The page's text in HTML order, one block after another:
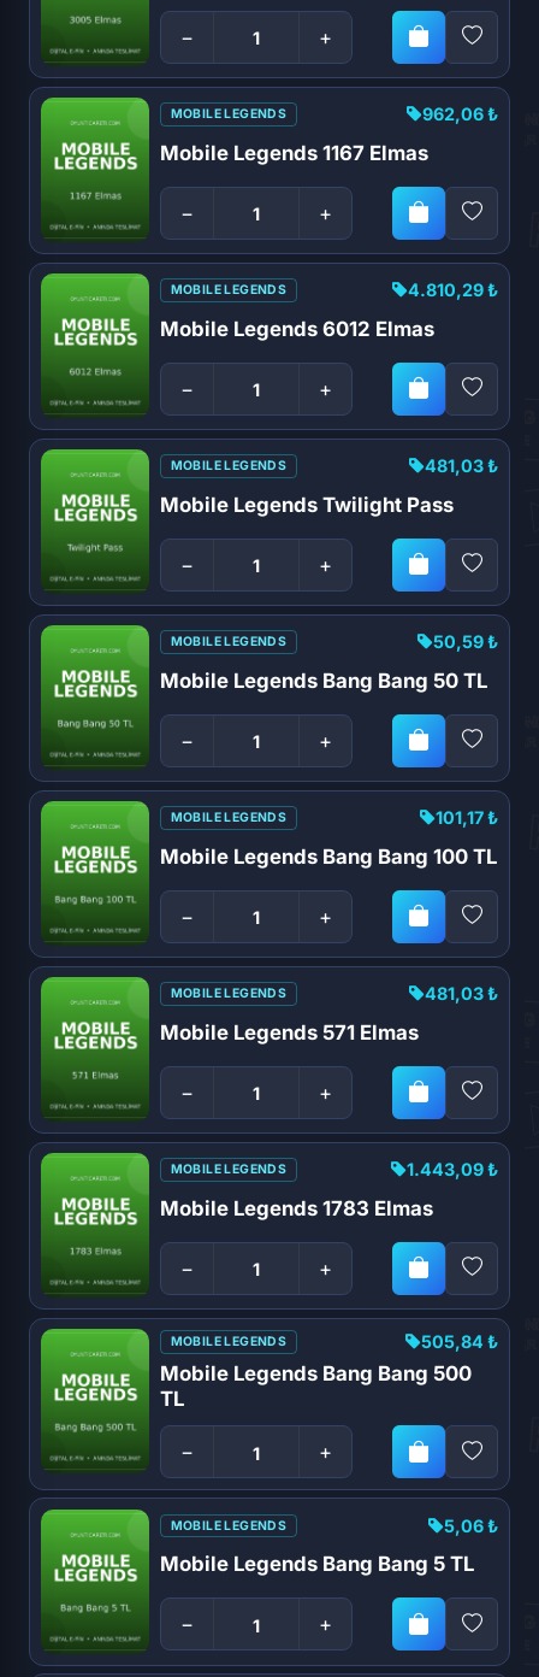
− +
MOBILE LEGENDS
Mobile Legends 1167 Elmas
− +
962,06 ₺
MOBILE LEGENDS
Mobile Legends 6012 Elmas
− +
4.810,29 ₺
MOBILE LEGENDS
Mobile Legends Twilight Pass
− +
481,03 ₺
MOBILE LEGENDS
Mobile Legends Bang Bang 50 TL
− +
50,59 ₺
MOBILE LEGENDS
Mobile Legends Bang Bang 100 TL
− +
101,17 ₺
MOBILE LEGENDS
Mobile Legends 571 Elmas
− +
481,03 ₺
MOBILE LEGENDS
Mobile Legends 1783 Elmas
− +
1.443,09 ₺
MOBILE LEGENDS
Mobile Legends Bang Bang 500
TL
− +
505,84 ₺
MOBILE LEGENDS
Mobile Legends Bang Bang 5 TL
− +
5,06 ₺